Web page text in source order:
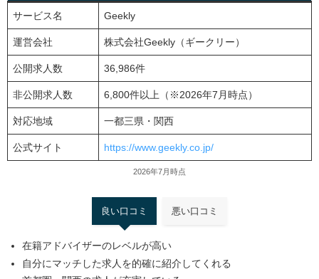
サービス名 Geekly
運営会社 株式会社Geekly（ギークリー）
公開求人数 36,986件
非公開求人数 6,800件以上（※2026年7月時点）
対応地域 一都三県・関西
公式サイト https://www.geekly.co.jp/
2026年7月時点
良い口コミ 悪い口コミ
在籍アドバイザーのレベルが高い
自分にマッチした求人を的確に紹介してくれる